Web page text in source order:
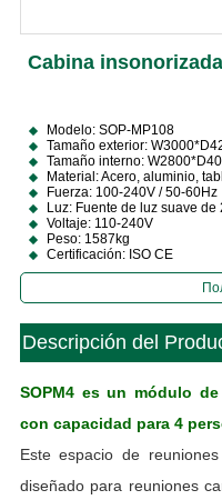
Cabina
Modelo: SOP-MP108
Tamaño exterior:
Tamaño interno:
Material: Acero, aluminio,
Fuerza: 100-240V / 50-60Hz
Luz: Fuente de luz suave de
Voltaje: 110-240V
Peso: 1587kg
Certificación: ISO CE
Descripción del
SOPM4 es un módulo
con capacidad para 4
Este espacio de
diseñado para reuniones